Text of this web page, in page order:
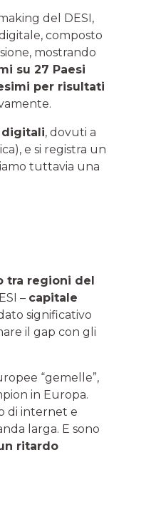
del DESI,
composto
mostrando
su 27 Paesi
per risultati
digitali, dovuti a
e si registra un
tuttavia una
tra regioni del
– capitale
significativo
il gap con gli
“gemelle”,
in Europa.
di internet e
larga. E sono
ritardo